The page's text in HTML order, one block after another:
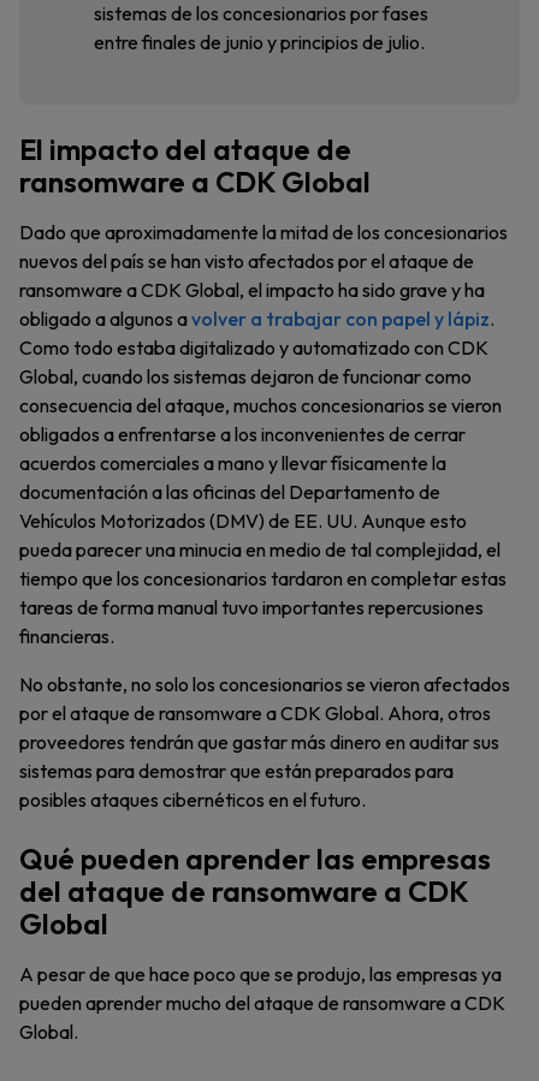
sistemas de los concesionarios por fases
entre finales de junio y principios de julio.
El impacto del ataque de
ransomware a CDK Global
Dado que aproximadamente la mitad de los concesionarios
nuevos del país se han visto afectados por el ataque de
ransomware a CDK Global, el impacto ha sido grave y ha
obligado a algunos avolver a trabajar con papel y lápiz.
Como todo estaba digitalizado y automatizado con CDK
Global, cuando los sistemas dejaron de funcionar como
consecuencia del ataque, muchos concesionarios se vieron
obligados a enfrentarse a los inconvenientes de cerrar
acuerdos comerciales a mano y llevar físicamente la
documentación a las oficinas del Departamento de
Vehículos Motorizados (DMV) de EE. UU. Aunque esto
pueda parecer una minucia en medio de tal complejidad, el
tiempo que los concesionarios tardaron en completar estas
tareas de forma manual tuvo importantes repercusiones
financieras.
No obstante, no solo los concesionarios se vieron afectados
por el ataque de ransomware a CDK Global. Ahora, otros
proveedores tendrán que gastar más dinero en auditar sus
sistemas para demostrar que están preparados para
posibles ataques cibernéticos en el futuro.
Qué pueden aprender las empresas
del ataque de ransomware a CDK
Global
A pesar de que hace poco que se produjo, las empresas ya
pueden aprender mucho del ataque de ransomware a CDK
Global.